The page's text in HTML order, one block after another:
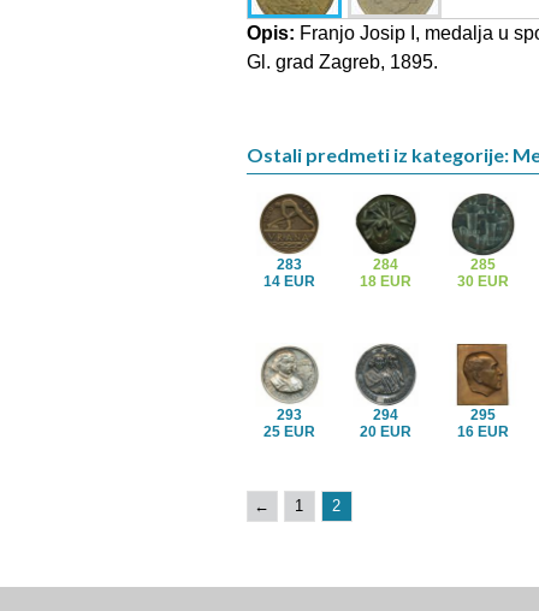
Opis: Franjo Josip I, medalja u
Gl. grad Zagreb, 1895.
Ostali predmeti iz kategorije:
283
14 EUR
284
18 EUR
285
30 EUR
293
25 EUR
294
20 EUR
295
16 EUR
← 1 2